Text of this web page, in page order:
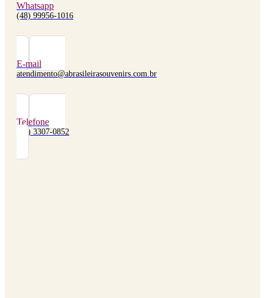
Whatsapp
(48) 99956-1016
E-mail
atendimento@abrasileirasouvenirs.com.br
Telefone
(48) 3307-0852